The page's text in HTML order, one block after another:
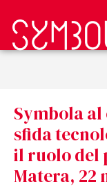
Symbola al
sfida
il ruolo del
Matera, 22